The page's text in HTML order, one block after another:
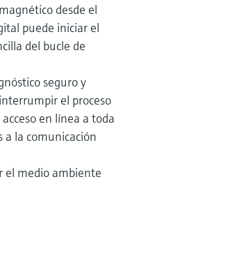
desde el
puede iniciar el
del bucle de
seguro y
el proceso
en línea a toda
a la comunicación
el medio ambiente